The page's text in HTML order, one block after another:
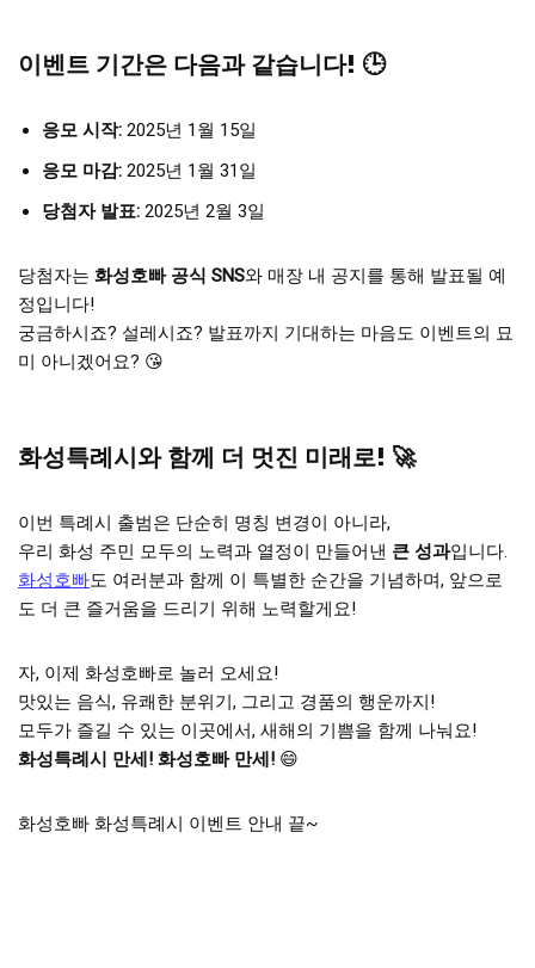
이벤트 기간은 다음과 같습니다! 🕒
응모 시작: 2025년 1월 15일
응모 마감: 2025년 1월 31일
당첨자 발표: 2025년 2월 3일
당첨자는 화성호빠 공식 SNS와 매장 내 공지를 통해 발표될 예
정입니다!
궁금하시죠? 설레시죠? 발표까지 기대하는 마음도 이벤트의 묘
미 아니겠어요? 😘
화성특례시와 함께 더 멋진 미래로! 🚀
이번 특례시 출범은 단순히 명칭 변경이 아니라,
우리 화성 주민 모두의 노력과 열정이 만들어낸 큰 성과입니다.
화성호빠도 여러분과 함께 이 특별한 순간을 기념하며, 앞으로
도 더 큰 즐거움을 드리기 위해 노력할게요!
자, 이제 화성호빠로 놀러 오세요!
맛있는 음식, 유쾌한 분위기, 그리고 경품의 행운까지!
모두가 즐길 수 있는 이곳에서, 새해의 기쁨을 함께 나눠요!
화성특례시 만세! 화성호빠 만세! 😄
화성호빠 화성특례시 이벤트 안내 끝~